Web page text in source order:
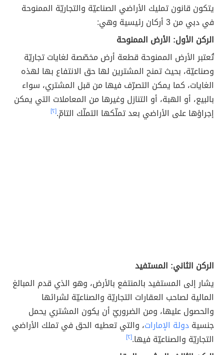
يتكون قانون تمليك الأراضي الصناعيّة والتجاريّة الممنوحة
في دبي من 3 أركان رئيسية وهي:
الركن الأول: الأرض الممنوحة
تُعتبر الأرض الممنوحة قطعة أرض مخصّصة لغايات تجاريّة
وصناعيّة، بحيث تمنح المشترين لها حق الانتفاع بها لهذه
الغايات، كما يمكن التصرّف فيها من قبل المشتري، سواء
بالبيع، أو الهبة، أو التنازل وغيرها من المعاملات التي يمكن
إجراؤها على الأراضي بعد تملّكها التملّك التامّ.[٢]
الركن الثاني: المستفيد
يشار إلى المستفيد بالمنتفع بالأرض، وهو الذي قدم المبالغ
المالية لصاحب العقارات التجاريّة والصناعيّة لشرائها
والحصول عليها، ومن الضروريّ أن يكون المشتري يحمل
جنسيةدولة الإمارات، والتي تعطيه الحق في تملك الأراضي
التجاريّة والصناعيّة فيها.[٢]